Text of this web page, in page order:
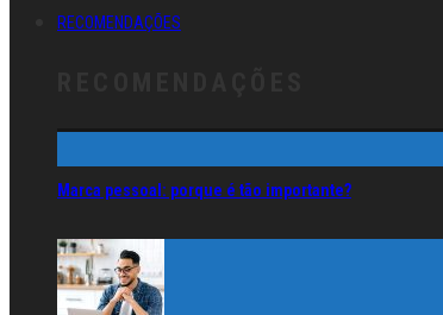
RECOMENDAÇÕES
Marca pessoal: porque é tão importante?